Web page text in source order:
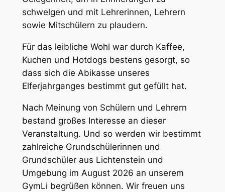
schwelgen und mit Lehrerinnen, Lehrern
sowie Mitschülern zu plaudern.
Für das leibliche Wohl war durch Kaffee,
Kuchen und Hotdogs bestens gesorgt, so
dass sich die Abikasse unseres
Elferjahrganges bestimmt gut gefüllt hat.
Nach Meinung von Schülern und Lehrern
bestand großes Interesse an dieser
Veranstaltung. Und so werden wir bestimmt
zahlreiche Grundschülerinnen und
Grundschüler aus Lichtenstein und
Umgebung im August 2026 an unserem
GymLi begrüßen können. Wir freuen uns